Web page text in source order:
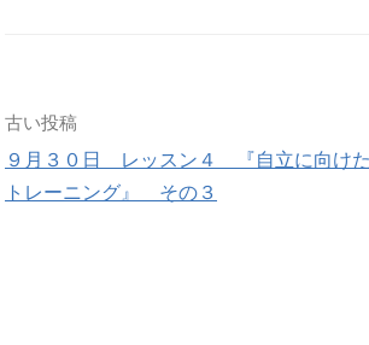
投
稿
古い投稿
９月３０日 レッスン４ 『自立に向けた
トレーニング』 その３